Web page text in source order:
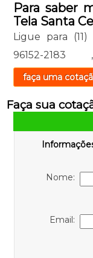
Para saber
Tela Santa
Ligue para
96152-2183
faça uma
Faça sua
Nome:
Email: